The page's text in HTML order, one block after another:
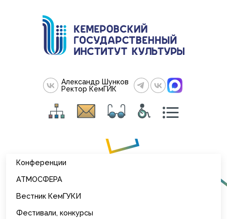
Александр Шунков
Ректор КемГИК
Конференции
АТМОСФЕРА
Вестник КемГУКИ
Фестивали, конкурсы